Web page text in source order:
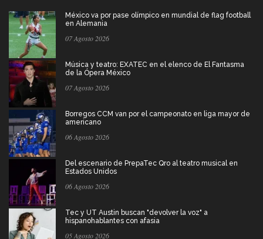
México va por pase olímpico en mundial de flag football
en Alemania
07 Agosto 2026
Música y teatro: EXATEC en el elenco de El Fantasma
de la Ópera México
07 Agosto 2026
Borregos CCM van por el campeonato en liga mayor de
americano
06 Agosto 2026
Del escenario de PrepaTec Qro al teatro musical en
Estados Unidos
06 Agosto 2026
Tec y UT Austin buscan "devolver la voz" a
hispanohablantes con afasia
05 Agosto 2026